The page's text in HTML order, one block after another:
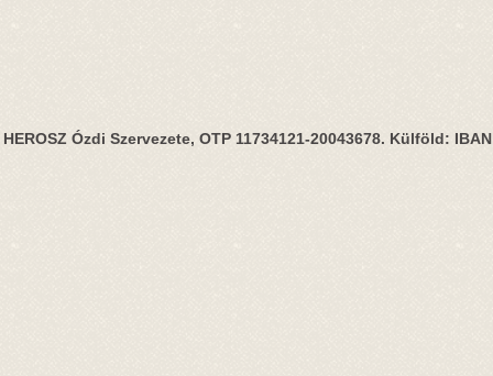
HEROSZ Ózdi Szervezete, OTP 11734121-20043678. Külföld: